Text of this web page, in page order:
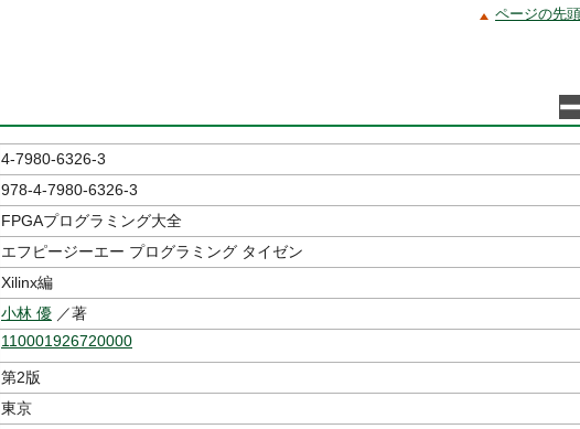
ページの先
4-7980-6326-3
978-4-7980-6326-3
FPGAプログラミング大全
エフピージーエー プログラミング タイゼン
Xilinx編
小林 優 ／著
110001926720000
第2版
東京